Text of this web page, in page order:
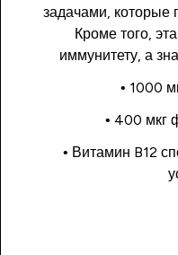
задачами, которые
Кроме того,
иммунитету, а
• 1000
• 400 мкг
• Витамин B12